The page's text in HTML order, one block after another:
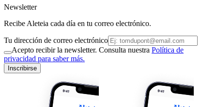
Newsletter
Recibe Aleteia cada día en tu correo electrónico.
Tu dirección de correo electrónico
Acepto recibir la newsletter. Consulta nuestra Política de
privacidad para saber más.
Inscribirse